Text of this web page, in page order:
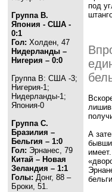
Группа В.
Япония - США -
0:1
Гол: Холден, 47
Нидерланды –
Нигерия – 0:0
Группа В: США -3;
Нигерия-1;
Нидерланды-1;
Япония-0
Группа С.
Бразилия –
Бельгия – 1:0
Гол: Эрнанес, 79
Китай – Новая
Зеландия – 1:1
Голы:Донг, 88 –
Броки, 51.
под
А